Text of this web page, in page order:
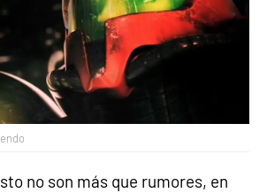
no son más que rumores, en